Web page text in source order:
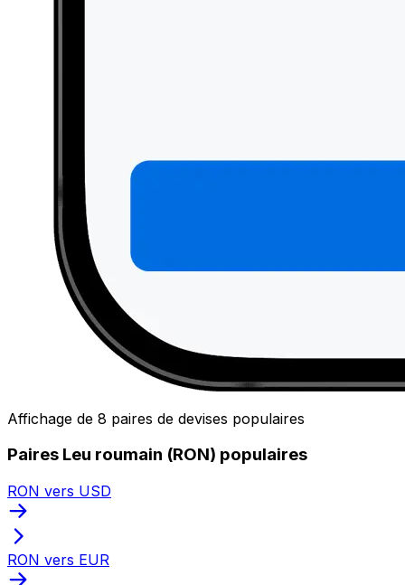
Affichage de 8 paires de devises populaires
Paires Leu roumain (RON) populaires
RON vers USD
RON vers EUR